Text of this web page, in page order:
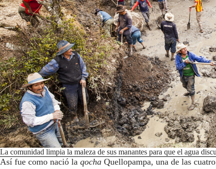
La comunidad limpia la maleza de sus manantes para que el agua
Así fue como nació la qocha Quellopampa, una de las